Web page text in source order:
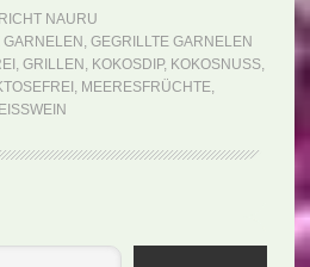
NAURU
, GEGRILLTE GARNELEN
, GRILLEN , KOKOSDIP, KOKOSNUSS,
, MEERESFRÜCHTE,